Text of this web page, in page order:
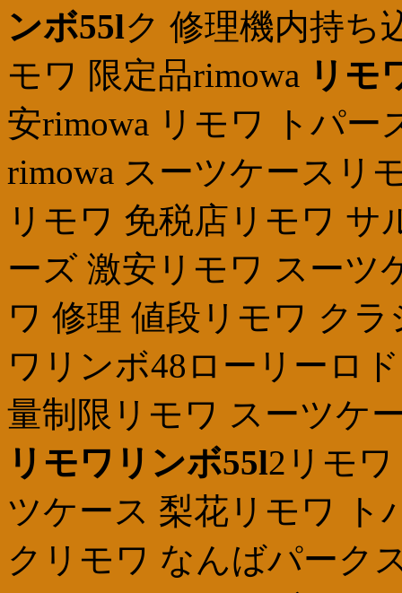
ンボ55lク 修理機内持ち
モワ 限定品rimowa リモ
安rimowa リモワ トパ
rimowa スーツケースリ
リモワ 免税店リモワ
ーズ 激安リモワ スーツ
ワ 修理 値段リモワ ク
ワリンボ48ローリーロ
量制限リモワ スーツケ
リモワリンボ55l2リモ
ツケース 梨花リモワ ト
クリモワ なんばパーク